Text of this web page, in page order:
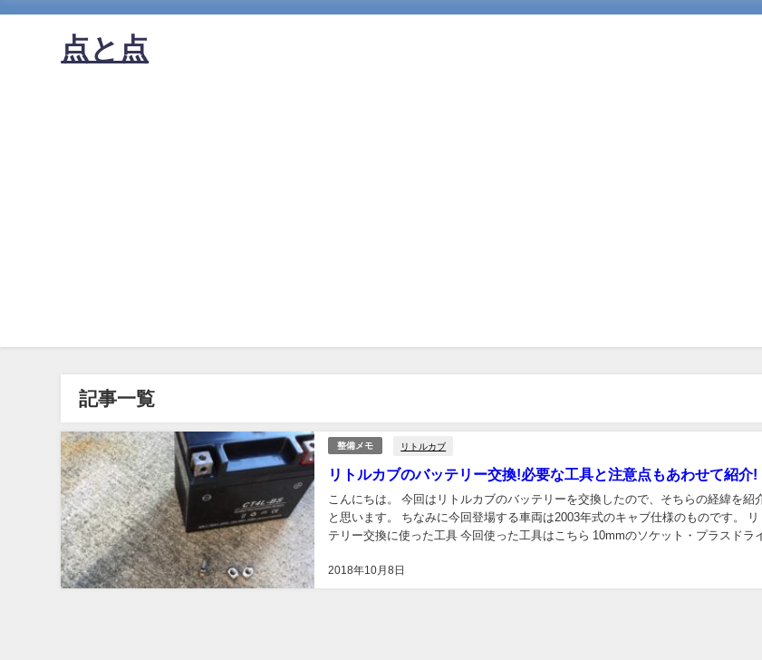
点と点
記事一覧
整備メモ リトルカブ
リトルカブのバッテリー交換!必要な工具と注意点もあわせて紹介!
2018年10月8日
こんにちは。 今回はリトルカブのバッテリーを交換したので、そちらの経緯を紹介していきたい
と思います。 ちなみに今回登場する車両は2003年式のキャブ仕様のものです。 リトルカブのバッ
テリー交換に使った工具 今回使った工具はこちら 10mmのソケット・プラスドライバー・大きい